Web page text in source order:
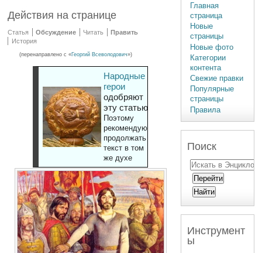
Действия на странице
Статья Обсуждение Читать
Править
История
(перенаправлено с «Георгий Всеволодович»)
Народные
герои
одобряют
эту статью
Поэтому
рекомендуют
продолжать
текст в том
же духе
Главная
страница
Новые
страницы
Новые фото
Категории
контента
Свежие правки
Популярные
страницы
Правила
Поиск
Инструмент
ы